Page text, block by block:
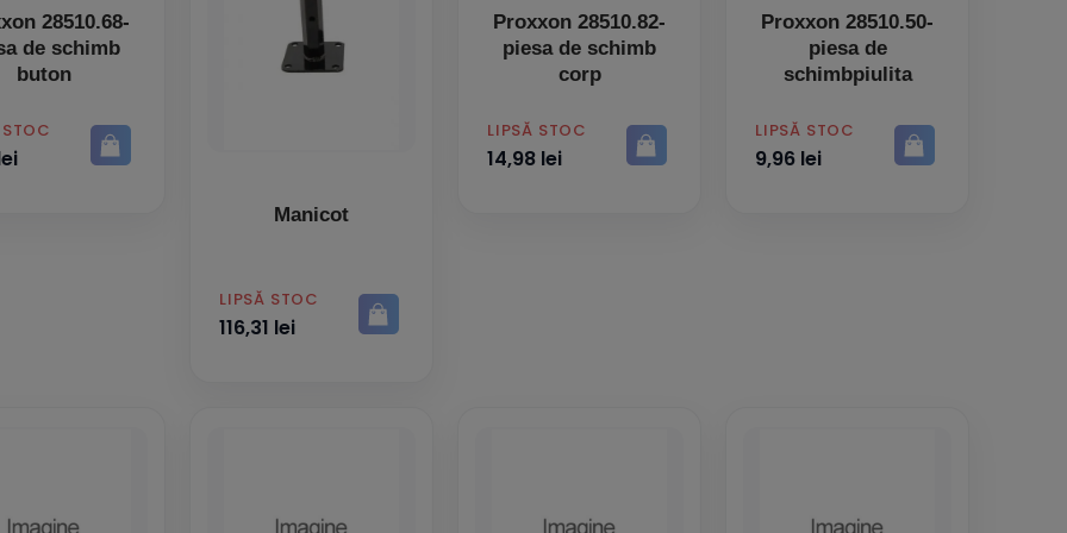
28510.68-
de schimb
buton
Manicot
PRET
LIPSĂ STOC
116,31 lei
Proxxon 28510.82-
piesa de schimb
corp
PRET
LIPSĂ STOC
14,98 lei
Proxxon 28510.50-
piesa de
schimbpiulita
PRET
LIPSĂ STOC
9,96 lei